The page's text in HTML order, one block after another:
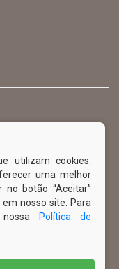
utilizam cookies.
uma melhor
no botão “Aceitar”
nosso site. Para
Política de